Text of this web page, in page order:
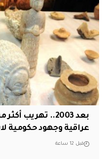
عراقية وجهود حكومية
قبل 12 ساعة